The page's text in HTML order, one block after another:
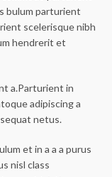
bulum parturient
scelerisque nibh
hendrerit et
a.Parturient in
adipiscing a
netus.
et in a a a purus
nisl class